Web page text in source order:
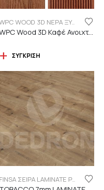
WPC WOOD 3D ΝΕΡΑ ΞΥΛΟΥ
ΣΎΓΚΡΙΣΗ
FINSA ΣΕΙΡΑ LAMINATE PUREFLOOR 7MM